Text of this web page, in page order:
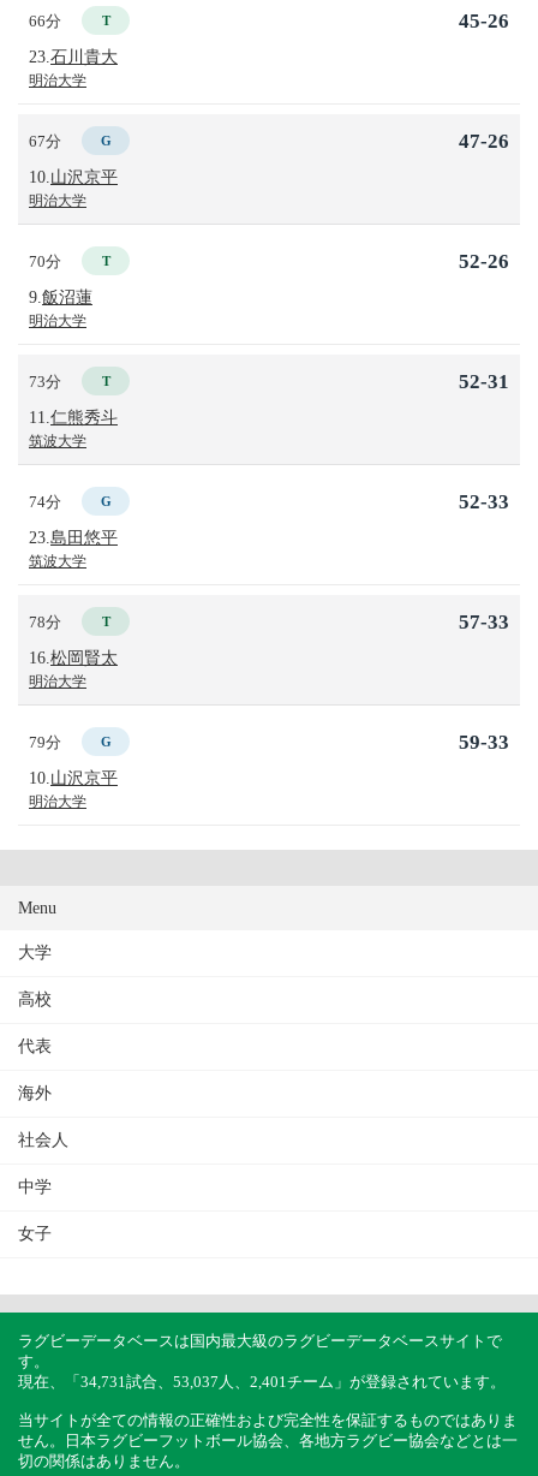
66分 T
23. 石川貴大
明治大学
45-26
67分 G
10. 山沢京平
明治大学
47-26
70分 T
9. 飯沼蓮
明治大学
52-26
73分 T
11. 仁熊秀斗
筑波大学
52-31
74分 G
23. 島田悠平
筑波大学
52-33
78分 T
16. 松岡賢太
明治大学
57-33
79分 G
10. 山沢京平
明治大学
59-33
Menu
大学
高校
代表
海外
社会人
中学
女子
ラグビーデータベースは国内最大級のラグビーデータベースサイトで
す。
現在、「34,731試合、53,037人、2,401チーム」が登録されています。
当サイトが全ての情報の正確性および完全性を保証するものではありま
せん。日本ラグビーフットボール協会、各地方ラグビー協会などとは一
切の関係はありません。